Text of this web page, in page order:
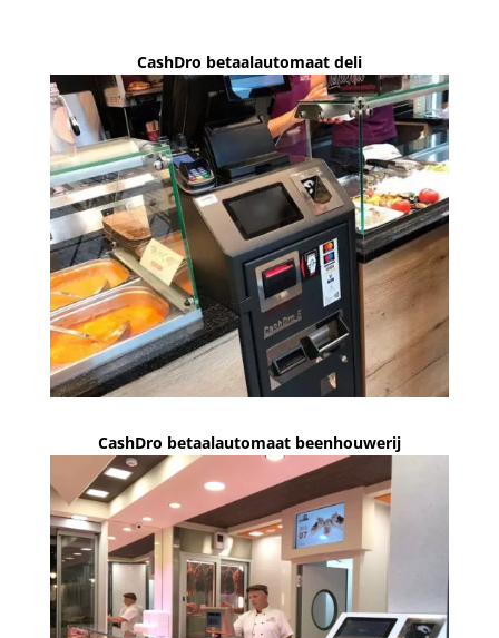
CashDro betaalautomaat deli
CashDro betaalautomaat beenhouwerij